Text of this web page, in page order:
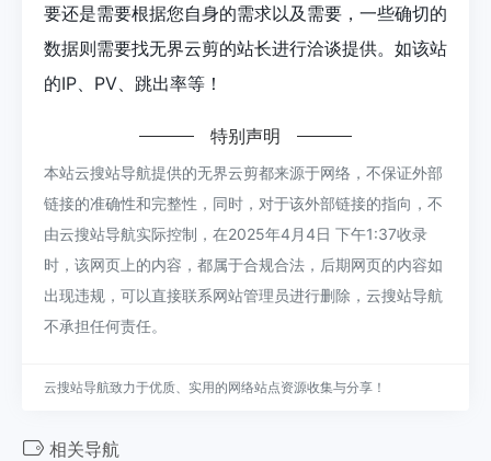
要还是需要根据您自身的需求以及需要，一些确切的
数据则需要找无界云剪的站长进行洽谈提供。如该站
的IP、PV、跳出率等！
特别声明
本站云搜站导航提供的无界云剪都来源于网络，不保证外部
链接的准确性和完整性，同时，对于该外部链接的指向，不
由云搜站导航实际控制，在2025年4月4日 下午1:37收录
时，该网页上的内容，都属于合规合法，后期网页的内容如
出现违规，可以直接联系网站管理员进行删除，云搜站导航
不承担任何责任。
云搜站导航致力于优质、实用的网络站点资源收集与分享！
相关导航